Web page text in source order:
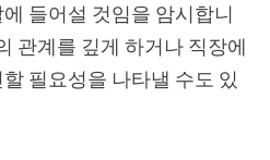
들어설 것임을 암시합니
관계를 깊게 하거나 직장에
필요성을 나타낼 수도 있